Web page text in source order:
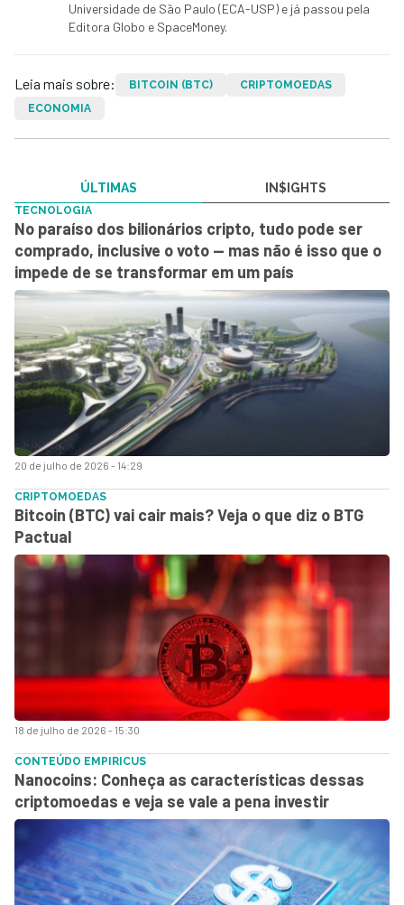
Universidade de São Paulo (ECA-USP) e já passou pela
Editora Globo e SpaceMoney.
Leia mais sobre: BITCOIN (BTC)
CRIPTOMOEDAS
ECONOMIA
ÚLTIMAS IN$IGHTS
20 de julho de 2026 - 14:29
TECNOLOGIA
No paraíso dos bilionários cripto, tudo pode ser
comprado, inclusive o voto — mas não é isso que o
impede de se transformar em um país
18 de julho de 2026 - 15:30
CRIPTOMOEDAS
Bitcoin (BTC) vai cair mais? Veja o que diz o BTG
Pactual
CONTEÚDO EMPIRICUS
Nanocoins: Conheça as características dessas
criptomoedas e veja se vale a pena investir